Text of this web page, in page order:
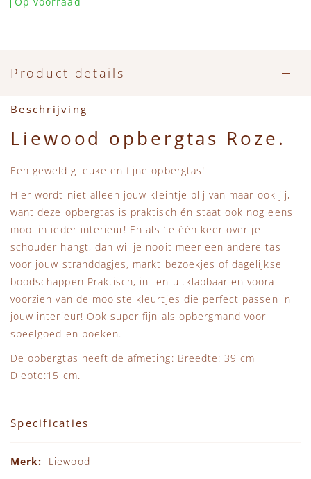
Accessoires
Zwemkleding
Speelgoed
Tassen
Verzorgingsproducten
MarMar Copenhagen
+1 in the family
New Balance
Play Up
Sproet & Sprout
Tiny Cottons
Product details
Beschrijving
Liewood opbergtas Roze.
Een geweldig leuke en fijne opbergtas!
Hier wordt niet alleen jouw kleintje blij van maar ook jij,
want deze opbergtas is praktisch én staat ook nog eens
mooi in ieder interieur! En als ‘ie één keer over je
schouder hangt, dan wil je nooit meer een andere tas
voor jouw stranddagjes, markt bezoekjes of dagelijkse
boodschappen Praktisch, in- en uitklapbaar en vooral
voorzien van de mooiste kleurtjes die perfect passen in
jouw interieur! Ook super fijn als opbergmand voor
speelgoed en boeken.
De opbergtas heeft de afmeting: Breedte: 39 cm
Diepte:15 cm.
Specificaties
Liewood